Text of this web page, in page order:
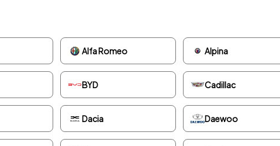
Alfa Romeo Alpina
BYD Cadillac
Dacia Daewoo